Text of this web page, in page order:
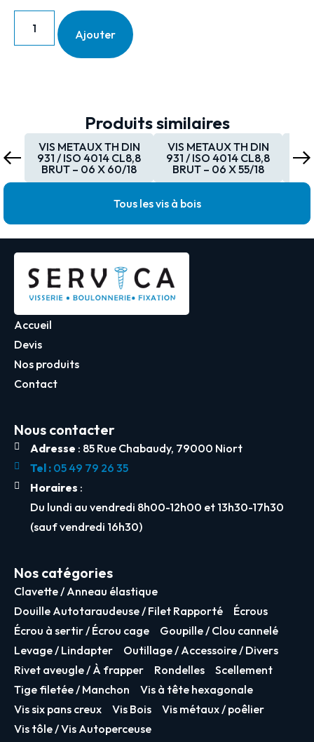
Ajouter
Produits similaires
VIS METAUX TH DIN
931 / ISO 4014 CL8,8
BRUT – 06 X 60/18
VIS METAUX TH DIN
931 / ISO 4014 CL8,8
BRUT – 06 X 55/18
Tous les vis à bois
Accueil
Devis
Nos produits
Contact
Nous contacter
Adresse : 85 Rue Chabaudy, 79000 Niort
Tel :05 49 79 26 35
Horaires :
Du lundi au vendredi 8h00-12h00 et 13h30-17h30
(sauf vendredi 16h30)
Nos catégories
Clavette / Anneau élastique
Douille Autotaraudeuse / Filet Rapporté
Écrous
Écrou à sertir / Écrou cage
Goupille / Clou cannelé
Levage / Lindapter
Outillage / Accessoire / Divers
Rivet aveugle / À frapper
Rondelles
Scellement
Tige filetée / Manchon
Vis à tête hexagonale
Vis six pans creux
Vis Bois
Vis métaux / poêlier
Vis tôle / Vis Autoperceuse